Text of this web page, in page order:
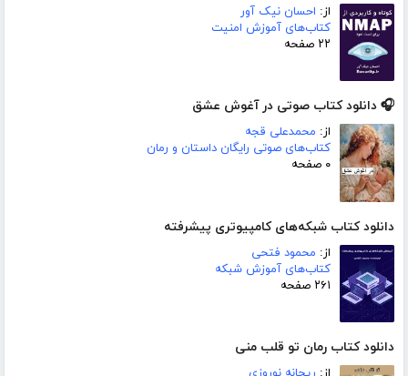
از: احسان نیک آور
کتاب‌های آموزش امنیت
۲۲ صفحه
🎧 دانلود کتاب صوتی در آغوش عشق
از: محمدعلی قجه
کتاب‌های صوتی رایگان داستان و رمان
۰ صفحه
دانلود کتاب شبکه‌های کامپیوتری پیشرفته
از: محمود فتحی
کتاب‌های آموزش شبکه
۲۶۱ صفحه
دانلود کتاب رمان تو قلب منی